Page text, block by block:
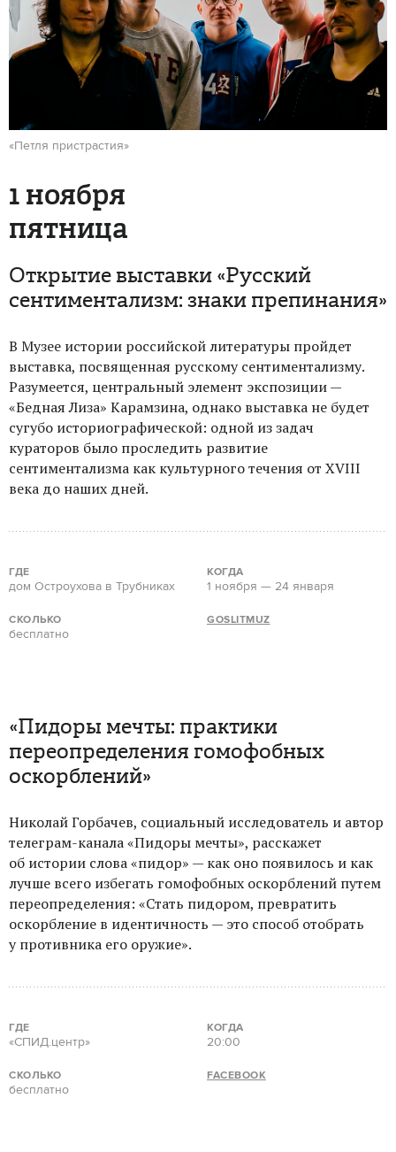
«Петля пристрастия»
1 ноября
пятница
Открытие выставки «Русский
сентиментализм: знаки препинания»
В Музее истории российской литературы пройдет
выставка, посвященная русскому сентиментализму.
Разумеется, центральный элемент экспозиции —
«Бедная Лиза» Карамзина, однако выставка не будет
сугубо историографической: одной из задач
кураторов было проследить развитие
сентиментализма как культурного течения от XVIII
века до наших дней.
ГДЕ
дом Остроухова в Трубниках
КОГДА
1 ноября — 24 января
СКОЛЬКО
бесплатно
GOSLITMUZ
«Пидоры мечты: практики
переопределения гомофобных
оскорблений»
Николай Горбачев, социальный исследователь и автор
телеграм-канала «Пидоры мечты», расскажет
об истории слова «пидор» — как оно появилось и как
лучше всего избегать гомофобных оскорблений путем
переопределения: «Стать пидором, превратить
оскорбление в идентичность — это способ отобрать
у противника его оружие».
ГДЕ
«СПИД.центр»
КОГДА
20:00
СКОЛЬКО
бесплатно
FACEBOOK